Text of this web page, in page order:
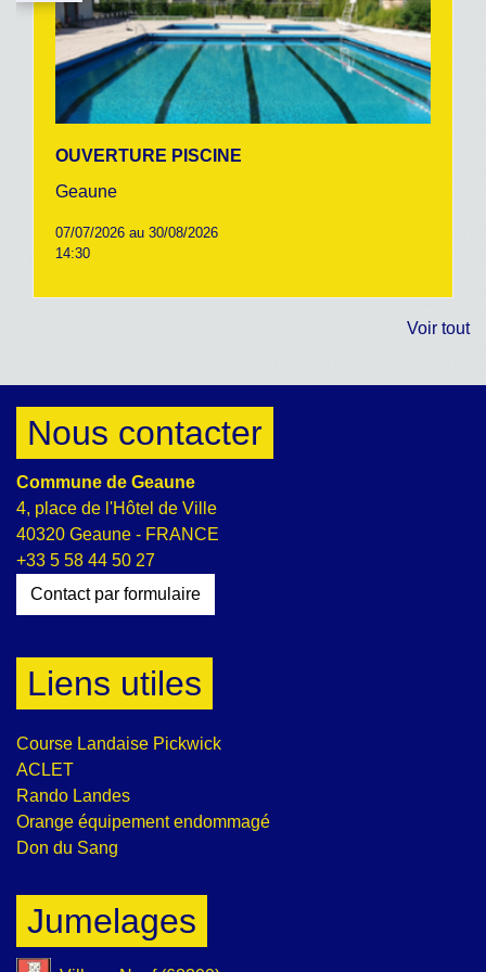
OUVERTURE PISCINE
Geaune
07/07/2026 au 30/08/2026
14:30
Voir tout
Nous contacter
Commune de Geaune
4, place de l'Hôtel de Ville
40320 Geaune - FRANCE
+33 5 58 44 50 27
Contact par formulaire
Liens utiles
Course Landaise Pickwick
ACLET
Rando Landes
Orange équipement endommagé
Don du Sang
Jumelages